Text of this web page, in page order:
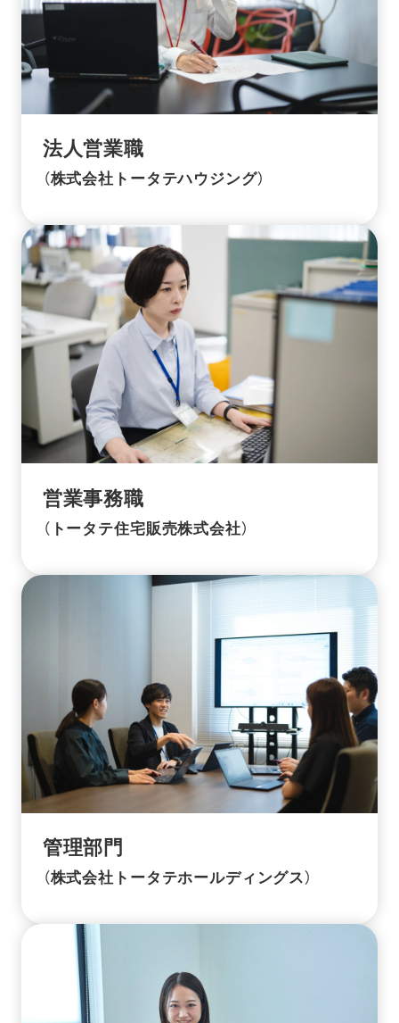
法人営業職
（株式会社トータテハウジング）
営業事務職
（トータテ住宅販売株式会社）
管理部門
（株式会社トータテホールディングス）